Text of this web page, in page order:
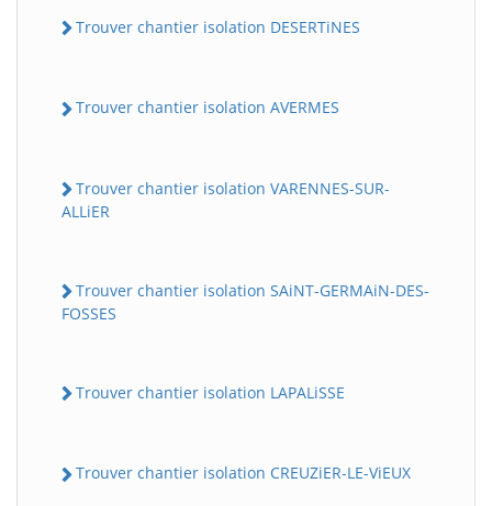
Trouver chantier isolation DESERTiNES
Trouver chantier isolation AVERMES
Trouver chantier isolation VARENNES-SUR-
ALLiER
Trouver chantier isolation SAiNT-GERMAiN-DES-
FOSSES
Trouver chantier isolation LAPALiSSE
Trouver chantier isolation CREUZiER-LE-ViEUX